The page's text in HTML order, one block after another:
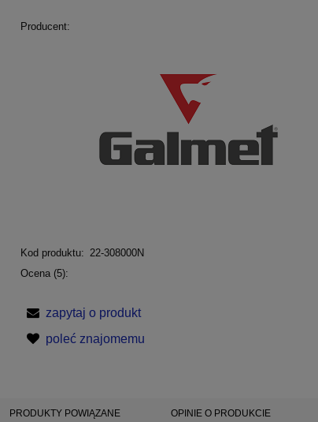
Producent:
Kod produktu: 22-308000N
Ocena (5):
zapytaj o produkt
poleć znajomemu
PRODUKTY POWIĄZANE OPINIE O PRODUKCIE